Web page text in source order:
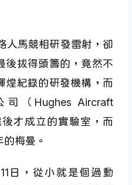
人馬競相研發雷射，卻
後拔得頭籌的，竟然不
煌紀錄的研發機構，而
（Hughes Aircraft
才成立的實驗室，而
梅曼。
日，從小就是個過動